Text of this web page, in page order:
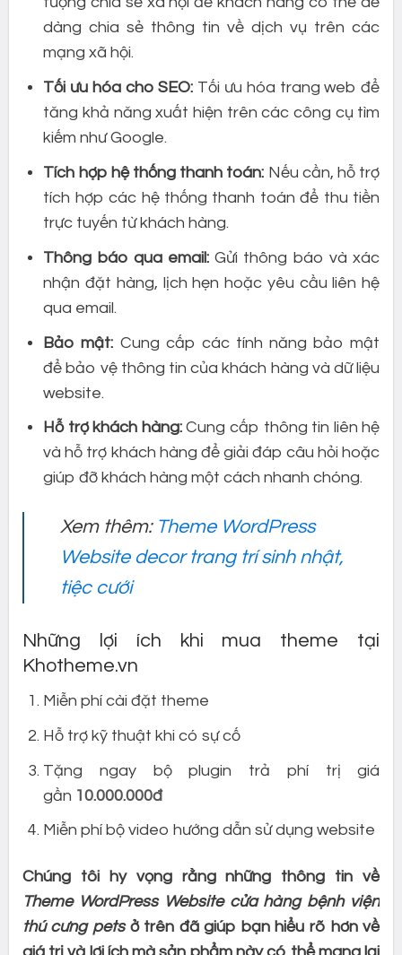
dàng chia sẻ thông tin về dịch vụ trên các
mạng xã hội.
Tối ưu hóa cho SEO: Tối ưu hóa trang web để
tăng khả năng xuất hiện trên các công cụ tìm
kiếm như Google.
Tích hợp hệ thống thanh toán: Nếu cần, hỗ trợ
tích hợp các hệ thống thanh toán để thu tiền
trực tuyến từ khách hàng.
Thông báo qua email: Gửi thông báo và xác
nhận đặt hàng, lịch hẹn hoặc yêu cầu liên hệ
qua email.
Bảo mật: Cung cấp các tính năng bảo mật
để bảo vệ thông tin của khách hàng và dữ liệu
website.
Hỗ trợ khách hàng:Cung cấp thông tin liên hệ
và hỗ trợ khách hàng để giải đáp câu hỏi hoặc
giúp đỡ khách hàng một cách nhanh chóng.
Xem thêm: Theme WordPress
Website decor trang trí sinh nhật,
tiệc cưới
Những lợi ích khi mua theme tại
Khotheme.vn
Miễn phí cài đặt theme
Hỗ trợ kỹ thuật khi có sự cố
Tặng ngay bộ plugin trả phí trị giá
gần 10.000.000đ
Miễn phí bộ video hướng dẫn sử dụng website
Chúng tôi hy vọng rằng những thông tin về
Theme WordPress Website cửa hàng bệnh viện
thú cưng pets ở trên đã giúp bạn hiểu rõ hơn về